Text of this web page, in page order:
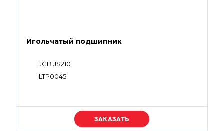
Игольчатый подшипник
JCB JS210
LTP0045
Уточняйте цену